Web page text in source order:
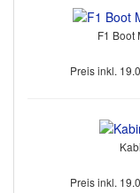
F1 Boot
Preis inkl.
Preis inkl.